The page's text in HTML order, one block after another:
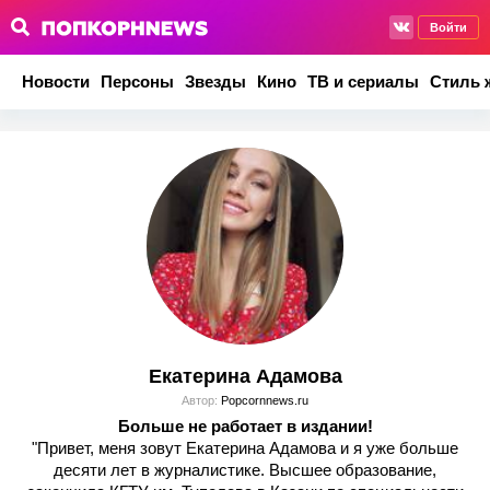
Войти
Новости Персоны Звезды Кино ТВ и сериалы Стиль
Екатерина Адамова
Автор: Popcornnews.ru
Больше не работает в издании!
"Привет, меня зовут Екатерина Адамова и я уже больше
десяти лет в журналистике. Высшее образование,